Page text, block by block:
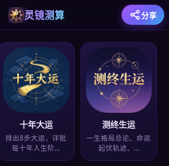
灵镜测算 分享
十年大运
排出8步大运，详批
每十年人生阶…
测终生运
一生格局总论、命运
起伏轨迹、…